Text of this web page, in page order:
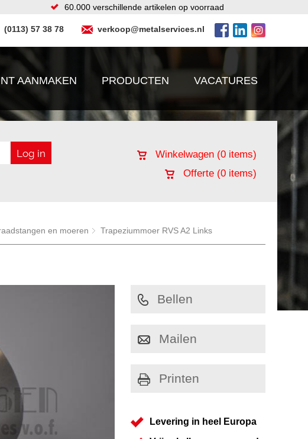
60.000 verschillende artikelen op voorraad
(0113) 57 38 78 verkoop@metalservices.nl
AANMAKEN PRODUCTEN VACATURES
Winkelwagen (0 items)
Offerte (0 items)
en moeren Trapeziummoer RVS A2 Links
Bellen
Mailen
Printen
Levering in heel Europa